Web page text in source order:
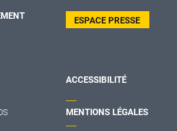
ESPACE PRESSE
ACCESSIBILITÉ
MENTIONS LÉGALES